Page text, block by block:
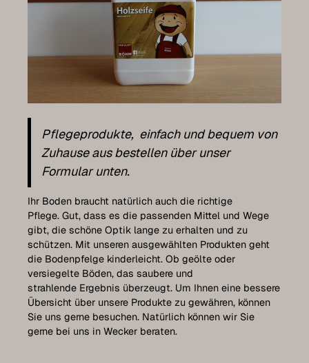
Pflegeprodukte, einfach und bequem von
Zuhause aus bestellen über unser
Formular unten.
Ihr Boden braucht natürlich auch die richtige
Pflege. Gut, dass es die passenden Mittel und Wege
gibt, die schöne Optik lange zu erhalten und zu
schützen. Mit unseren ausgewählten Produkten geht
die Bodenpfelge kinderleicht. Ob geölte oder
versiegelte Böden, das saubere und
strahlende Ergebnis überzeugt. Um Ihnen eine bessere
Übersicht über unsere Produkte zu gewähren, können
Sie uns gerne besuchen. Natürlich können wir Sie
gerne bei uns in Wecker beraten.